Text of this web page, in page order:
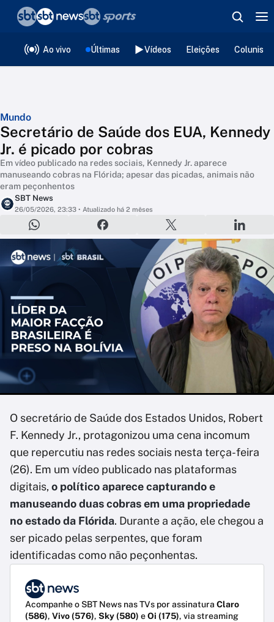
Ao vivo Últimas Vídeos Eleições
Mundo
Secretário de Saúde dos EUA, Kennedy
Jr. é picado por cobras
Em vídeo publicado na redes sociais, Kennedy Jr. aparece
manuseando cobras na Flórida; apesar das picadas, animais não
eram peçonhentos
SBT News
26/05/2026, 23:33 • Atualizado há 2 mêses
O secretário de Saúde dos Estados Unidos, Robert
F. Kennedy Jr., protagonizou uma cena incomum
que repercutiu nas redes sociais nesta terça-feira
(26). Em um vídeo publicado nas plataformas
digitais, o político aparece capturando e
manuseando duas cobras em uma propriedade
no estado da Flórida. Durante a ação, ele chegou a
ser picado pelas serpentes, que foram
identificadas como não peçonhentas.
Acompanhe o SBT News nas TVs por assinatura Claro
(586), Vivo (576), Sky (580) eOi (175), via streaming
❮voltar
Editorias